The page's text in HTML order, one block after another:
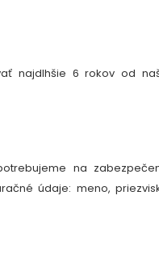
najdlhšie 6 rokov od
na
údaje: meno,